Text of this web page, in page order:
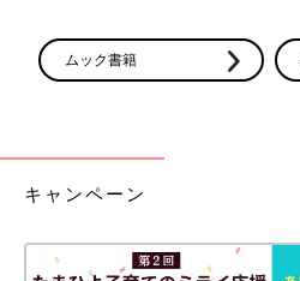
ムック書籍
キャンペーン